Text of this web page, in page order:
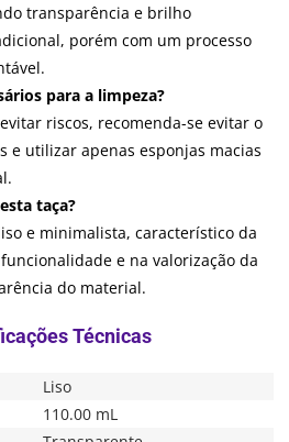
transparência e brilho
porém com um processo
para a limpeza?
riscos, recomenda-se evitar o
e utilizar apenas esponjas macias
taça?
e minimalista, característico da
e na valorização da
do material.
Liso
110.00 mL